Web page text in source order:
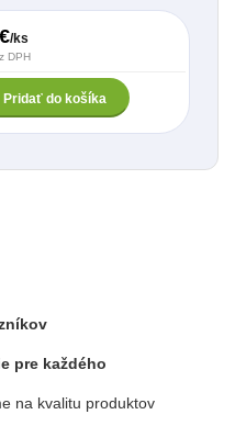
/ks
DPH
Pridať do košíka
pre každého
na kvalitu produktov